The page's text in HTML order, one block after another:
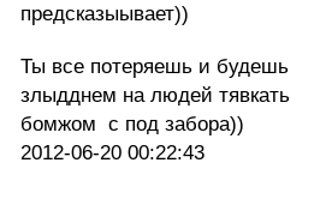
предсказыывает))
Ты все потеряешь и будешь
злыдднем на людей тявкать
бомжом с под забора))
2012-06-20 00:22:43